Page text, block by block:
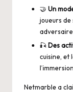
🤝 Un
joueurs de
🎣 Des
cuisine, et
Netmarble a